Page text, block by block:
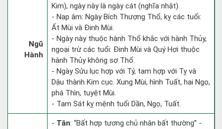
Ngũ
Hành
Kim), ngày này là ngày cát (nghĩa nhật).
- Nạp âm: Ngày Bích Thượng Thổ, kỵ các tuổi:
Ất Mùi và Đinh Mùi.
- Ngày này thuộc hành Thổ khắc với hành Thủy,
ngoại trừ các tuổi: Đinh Mùi và Quý Hợi thuộc
hành Thủy không sợ Thổ.
- Ngày Sửu lục hợp với Tý, tam hợp với Tỵ và
Dậu thành Kim cục. Xung Mùi, hình Tuất, hại Ngọ,
phá Thìn, tuyệt Mùi.
- Tam Sát kỵ mệnh tuổi Dần, Ngọ, Tuất.
- Tân: “Bất hợp tương chủ nhân bất thường” -